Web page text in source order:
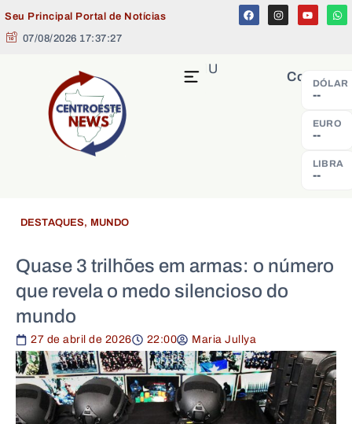
Seu Principal Portal de Notícias
07/08/2026 17:37:27
Cotação
DÓLAR
--
EURO
--
LIBRA
--
MENU
DESTAQUES, MUNDO
Quase 3 trilhões em armas: o número
que revela o medo silencioso do
mundo
27 de abril de 2026 22:00 Maria Jullya